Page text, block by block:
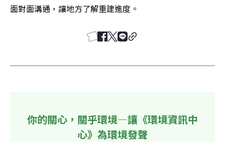
面對面溝通，讓地方了解重建進度。
你的關心，關乎環境—讓《環境資訊中
心》為環境發聲